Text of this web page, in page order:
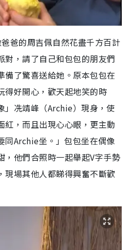
爸的周吉佩自然花盡千方百計
對，請了自己和包包的朋友們
備了驚喜送給她。原本包包在
得好開心，歡天起地笑的時
」冼靖峰（Archie）現身，使
紅，而且出現心心眼，更主動
同Archie坐。」包包坐在偶像
，他們合照時一起舉起V字手勢
現場其他人都睇得興奮不斷歡